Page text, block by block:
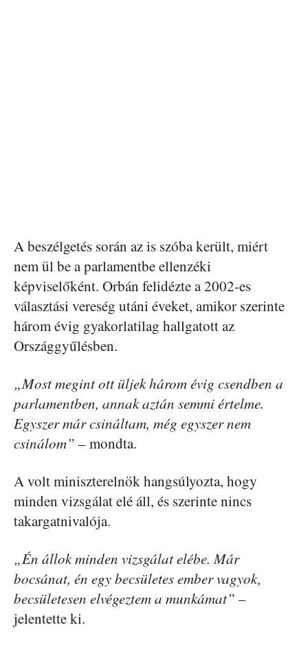
A beszélgetés során az is szóba került, miért
nem ül be a parlamentbe ellenzéki
képviselőként. Orbán felidézte a 2002-es
választási vereség utáni éveket, amikor szerinte
három évig gyakorlatilag hallgatott az
Országgyűlésben.
„Most megint ott üljek három évig csendben a
parlamentben, annak aztán semmi értelme.
Egyszer már csináltam, még egyszer nem
csinálom” – mondta.
A volt miniszterelnök hangsúlyozta, hogy
minden vizsgálat elé áll, és szerinte nincs
takargatnivalója.
„Én állok minden vizsgálat elébe. Már
bocsánat, én egy becsületes ember vagyok,
becsületesen elvégeztem a munkámat” –
jelentette ki.